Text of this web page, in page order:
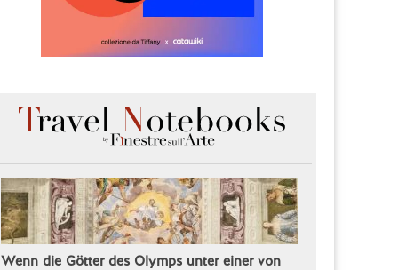
Wenn die Götter des Olymps unter einer von